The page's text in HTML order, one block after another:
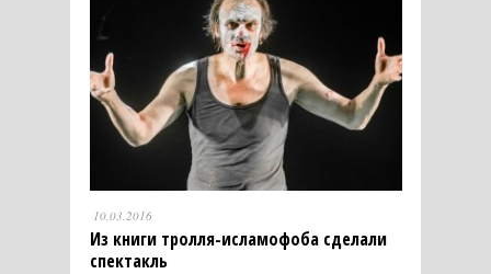
10.03.2016
Из книги тролля-исламофоба сделали
спектакль